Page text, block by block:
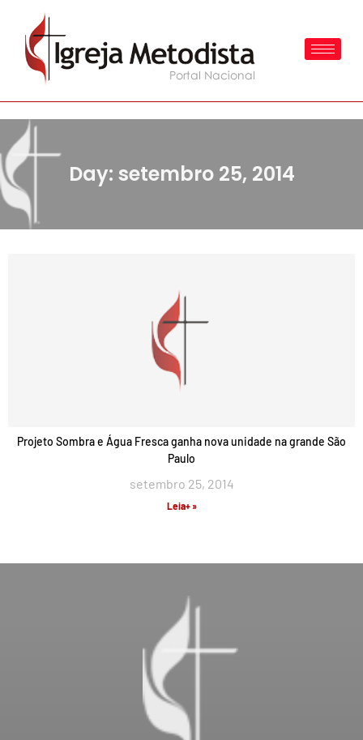
Day: setembro 25, 2014
Projeto Sombra e Água Fresca ganha nova unidade na grande São
Paulo
setembro 25, 2014
Leia+ »